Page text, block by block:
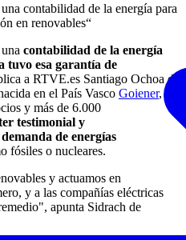
contabilidad de la energía para
en renovables“
contabilidad de la energía
tuvo esa garantía de
a RTVE.es Santiago Ochoa de
en el País Vasco Goiener,
y más de 6.000
testimonial y
de energías
fósiles o nucleares.
y actuamos en
y a las compañías eléctricas
apunta Sidrach de